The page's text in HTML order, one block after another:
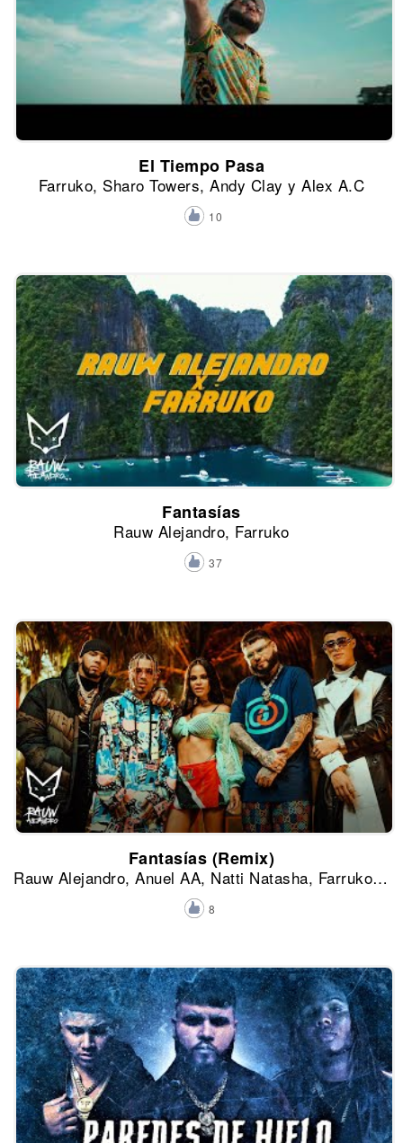
El Tiempo Pasa
Farruko, Sharo Towers, Andy Clay y Alex A.C
10
Fantasías
Rauw Alejandro, Farruko
37
Fantasías (Remix)
Rauw Alejandro, Anuel AA, Natti Natasha, Farruko y Lunay
8